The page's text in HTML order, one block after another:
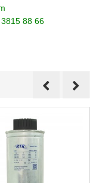
88 66